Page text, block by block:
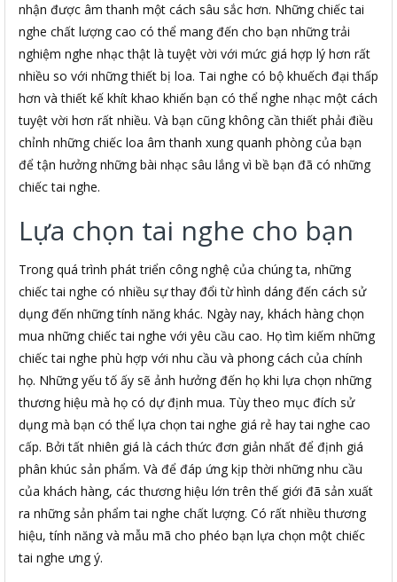
nhận được âm thanh một cách sâu sắc hơn. Những chiếc tai
nghe chất lượng cao có thể mang đến cho bạn những trải
nghiệm nghe nhạc thật là tuyệt vời với mức giá hợp lý hơn rất
nhiều so với những thiết bị loa. Tai nghe có bộ khuếch đại thấp
hơn và thiết kế khít khao khiến bạn có thể nghe nhạc một cách
tuyệt vời hơn rất nhiều. Và bạn cũng không cần thiết phải điều
chỉnh những chiếc loa âm thanh xung quanh phòng của bạn
để tận hưởng những bài nhạc sâu lắng vì bề bạn đã có những
chiếc tai nghe.
Lựa chọn tai nghe cho bạn
Trong quá trình phát triển công nghệ của chúng ta, những
chiếc tai nghe có nhiều sự thay đổi từ hình dáng đến cách sử
dụng đến những tính năng khác. Ngày nay, khách hàng chọn
mua những chiếc tai nghe với yêu cầu cao. Họ tìm kiếm những
chiếc tai nghe phù hợp với nhu cầu và phong cách của chính
họ. Những yếu tố ấy sẽ ảnh hưởng đến họ khi lựa chọn những
thương hiệu mà họ có dự định mua. Tùy theo mục đích sử
dụng mà bạn có thể lựa chọn tai nghe giá rẻ hay tai nghe cao
cấp. Bởi tất nhiên giá là cách thức đơn giản nhất để định giá
phân khúc sản phẩm. Và để đáp ứng kịp thời những nhu cầu
của khách hàng, các thương hiệu lớn trên thế giới đã sản xuất
ra những sản phẩm tai nghe chất lượng. Có rất nhiều thương
hiệu, tính năng và mẫu mã cho phéo bạn lựa chọn một chiếc
tai nghe ưng ý.